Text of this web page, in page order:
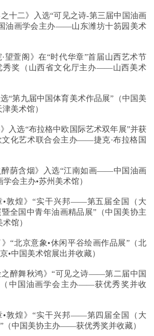
十二》入选“可见之诗-第三届中国油画
油画学会主办——山东潍坊十笏园美术
望萱阁》在“时代华章”首届山西艺术节
秀奖（山西省文化厅主办——山西美术
“第九届中国体育美术作品展”（中国美
美术馆）
入选“布拉格中欧国际艺术双年展”并获
文化艺术联合会主办——捷克·布拉格国
醉荫含烟》入选“江南如画——中国油画
会主办•苏州美术馆）
•敦煌》“实干兴邦——第五届全国（大
全国中青年油画精品展”（中国美协主
馆）
“北京意象•休闲平谷绘画作品展”（北
中国美术馆展出并收藏）
之醉舞秋鸿》“可见之诗——第二届中国
中国油画学会主办——获优秀奖并收
•敦煌》“实干兴邦——第四届全国（大
（中国美协主办——获优秀奖并收藏）